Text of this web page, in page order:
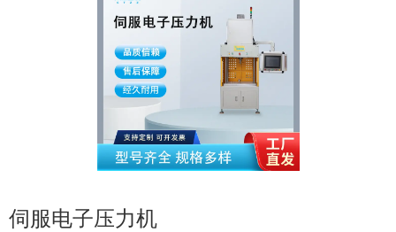
伺服电子压力机